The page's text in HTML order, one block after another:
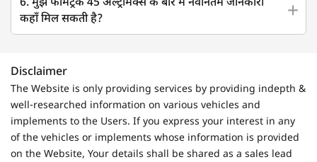
कहाँ मिल सकती है?
Disclaimer
The Website is only providing services by providing indepth &
well-researched information on various vehicles and
implements to the Users. If you express your interest in any
of the vehicles or implements whose information is provided
on the Website, Your details shall be shared as a sales lead